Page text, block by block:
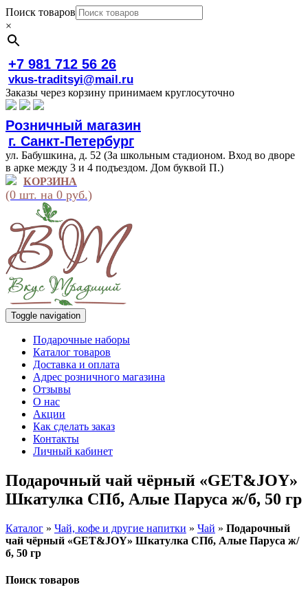
Поиск товаров
×
+7 981 712 56 26
vkus-traditsyi@mail.ru
Заказы через корзину принимаем круглосуточно
Розничный магазин
г. Санкт-Петербург
ул. Бабушкина, д. 52 (За школьным стадионом. Вход во дворе
в арке между 3 и 4 подъездом. Дом буквой П.)
КОРЗИНА
(0 шт. на 0 руб.)
Toggle navigation
Подарочные наборы
Каталог товаров
Доставка и оплата
Адрес розничного магазина
Отзывы
О нас
Акции
Как сделать заказ
Контакты
Личный кабинет
Подарочный чай чёрный «GET&JOY»
Шкатулка СПб, Алые Паруса ж/б, 50 гр
Каталог » Чай, кофе и другие напитки » Чай » Подарочный
чай чёрный «GET&JOY» Шкатулка СПб, Алые Паруса ж/
б, 50 гр
Поиск товаров